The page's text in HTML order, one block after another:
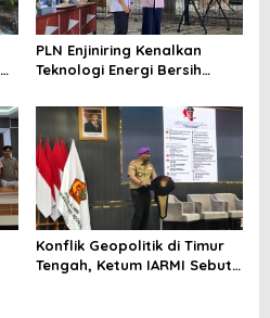
PLN Enjiniring Kenalkan
Teknologi Energi Bersih
Konflik Geopolitik di Timur
Tengah, Ketum IARMI Sebut